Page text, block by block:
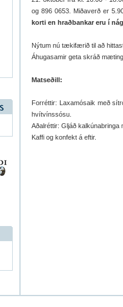
og 896 0653. Miðaverð er
korti en hraðbankar eru í
Nýtum nú tækifærið til að
Áhugasamir geta skráð
Matseðill:
Forréttir: Laxamósaik með
hvítvínssósu.
Aðalréttir: Gljáð kalkúnabringa
Kaffi og konfekt á eftir.